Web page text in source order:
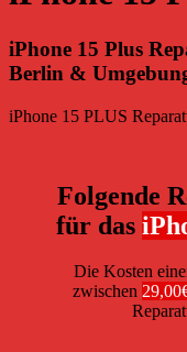
iPhone 15 Plus
Berlin &
iPhone 15 PLUS
Folgende
für das
Die Kosten
zwischen